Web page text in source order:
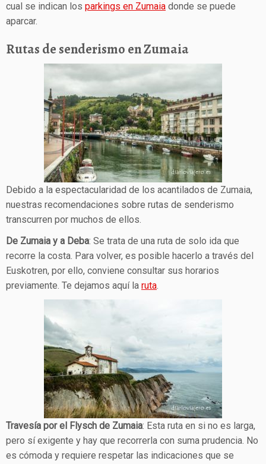
cual se indican los parkings en Zumaia donde se puede
aparcar.
Rutas de senderismo en Zumaia
Debido a la espectacularidad de los acantilados de Zumaia,
nuestras recomendaciones sobre rutas de senderismo
transcurren por muchos de ellos.
De Zumaia y a Deba: Se trata de una ruta de solo ida que
recorre la costa. Para volver, es posible hacerlo a través del
Euskotren, por ello, conviene consultar sus horarios
previamente. Te dejamos aquí la ruta.
Travesía por el Flysch de Zumaia: Esta ruta en si no es larga,
pero sí exigente y hay que recorrerla con suma prudencia. No
es cómoda y requiere respetar las indicaciones que se